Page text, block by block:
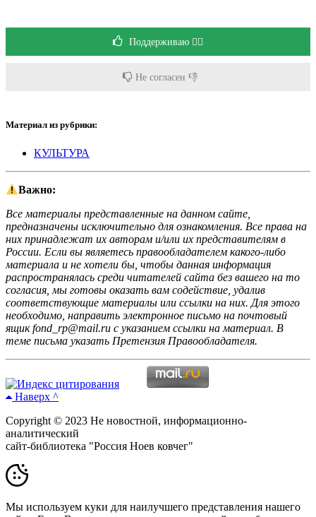
Поддерживаю 👍🏻
Не согласен 👎
Материал из рубрики:
КУЛЬТУРА
Важно:
Все материалы представленные на данном сайте,
предназначены исключительно для ознакомления. Все права на
них принадлежат их авторам и/или их представителям в
России. Если вы являетесь правообладателем какого-либо
материала и не хотели бы, чтобы данная информация
распространялась среди читателей сайта без вашего на то
согласия, мы готовы оказать вам содействие, удалив
соответствующие материалы или ссылки на них. Для этого
необходимо, направить электронное письмо на почтовый
ящик fond_rp@mail.ru с указанием ссылки на материал. В
теме письма указать Претензия Правообладателя.
Наверх ^
Copyright © 2023 Не новостной, информационно-
аналитический
сайт-библиотека "Россия Ноев ковчег"
Мы используем куки для наилучшего представления нашего